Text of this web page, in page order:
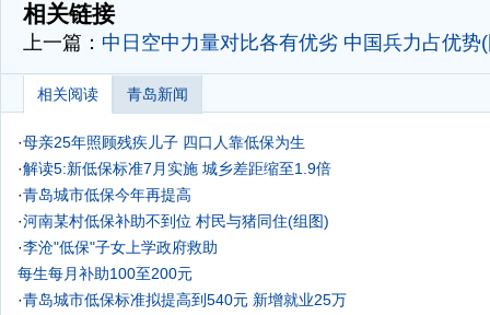
相关链接
上一篇： 中日空中力量对比各有优劣 中国兵力占优势
相关阅读 青岛新闻
·母亲25年照顾残疾儿子 四口人靠低保为生
·解读5:新低保标准7月实施 城乡差距缩至1.9倍
·青岛城市低保今年再提高
·河南某村低保补助不到位 村民与猪同住(组图)
·李沧"低保"子女上学政府救助
每生每月补助100至200元
·青岛城市低保标准拟提高到540元 新增就业25万